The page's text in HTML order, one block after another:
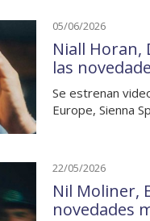
05/06/2026
Niall Horan,
las
Se estrenan
Europe, Sienna
22/05/2026
Nil Moliner,
novedades